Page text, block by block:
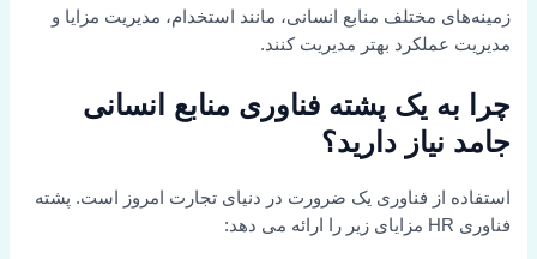
زمینه‌های مختلف منابع انسانی، مانند استخدام، مدیریت مزایا و
مدیریت عملکرد بهتر مدیریت کنند.
چرا به یک پشته فناوری منابع انسانی
جامد نیاز دارید؟
استفاده از فناوری یک ضرورت در دنیای تجارت امروز است. پشته
فناوری HR مزایای زیر را ارائه می دهد: